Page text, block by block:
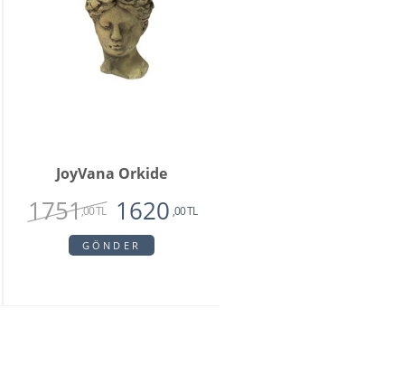
JoyVana Orkide
1751,00 TL 1620 ,00 TL
GÖNDER